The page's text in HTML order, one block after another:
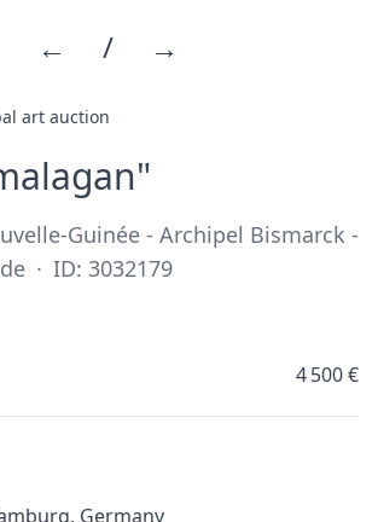
← / →
art auction
Guinée - Archipel Bismarck -
· ID: 3032179
4 500 €
Germany